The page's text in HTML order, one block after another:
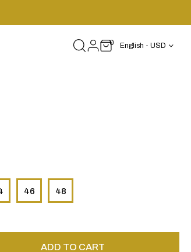
0 English - USD
46 48